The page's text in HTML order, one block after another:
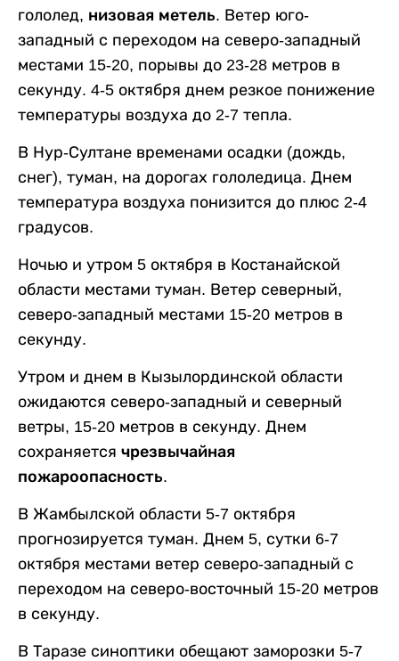
гололед, низовая метель. Ветер юго-
западный с переходом на северо-западный
местами 15-20, порывы до 23-28 метров в
секунду. 4-5 октября днем резкое понижение
температуры воздуха до 2-7 тепла.
В Нур-Султане временами осадки (дождь,
снег), туман, на дорогах гололедица. Днем
температура воздуха понизится до плюс 2-4
градусов.
Ночью и утром 5 октября в Костанайской
области местами туман. Ветер северный,
северо-западный местами 15-20 метров в
секунду.
Утром и днем в Кызылординской области
ожидаются северо-западный и северный
ветры, 15-20 метров в секунду. Днем
сохраняется чрезвычайная
пожароопасность.
В Жамбылской области 5-7 октября
прогнозируется туман. Днем 5, сутки 6-7
октября местами ветер северо-западный с
переходом на северо-восточный 15-20 метров
в секунду.
В Таразе синоптики обещают заморозки 5-7